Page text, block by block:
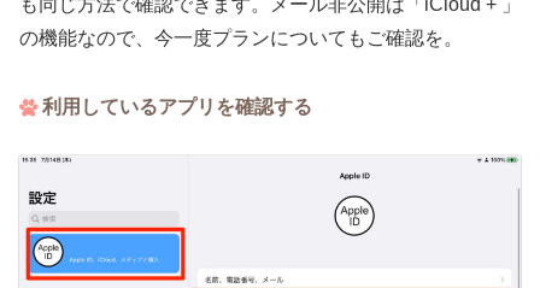
の機能なので、今一度プランについてもご確認を。
利用しているアプリを確認する